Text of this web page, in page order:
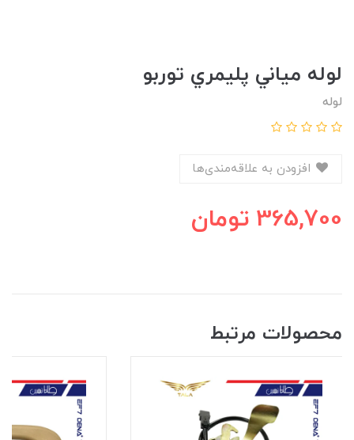
لوله مياني پليمري توربو
لوله
365,700 تومان
محصولات مرتبط